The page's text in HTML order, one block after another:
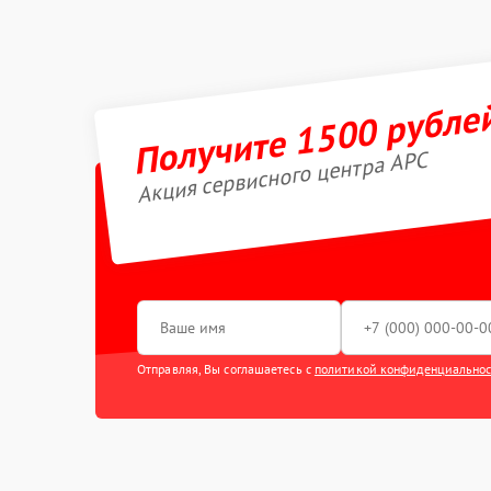
Получите 1500
Акция сервисного центра APC
Отправляя, Вы соглашаетесь с политикой